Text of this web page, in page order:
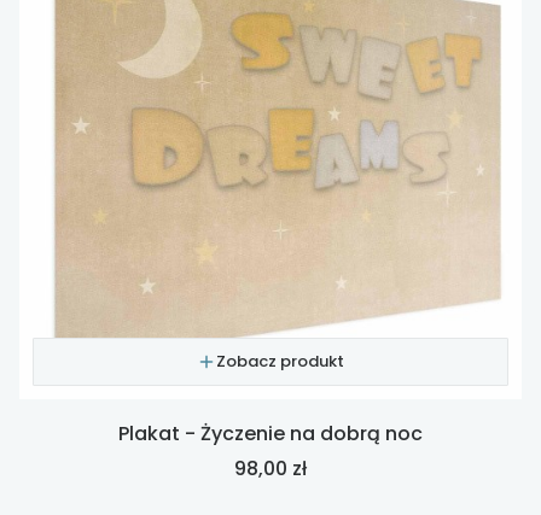
Zobacz produkt
Plakat - Życzenie na dobrą noc
Cena
98,00 zł